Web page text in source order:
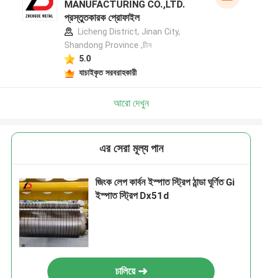
MANUFACTURING CO.,LTD.
প্রস্তুতকারক প্রোফাইল
Licheng District, Jinan City,
Shandong Province ,চীন
5.0
যাচাইকৃত সরবরাহকারী
আরো দেখুন
এর সেরা মূল্য পান
জিংক লেপ কার্বন ইস্পাত স্ট্রিপ ঠান্ডা ঘূর্ণিত Gi
ইস্পাত স্ট্রিপ Dx51d
চালিয়ে